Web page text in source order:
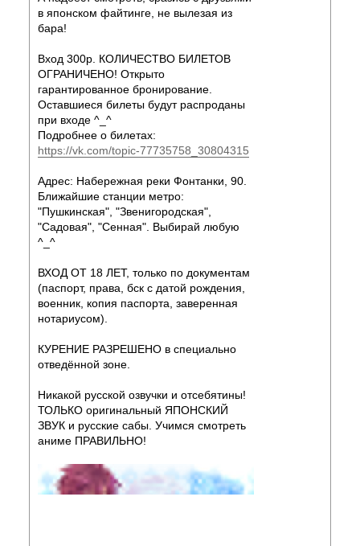
в японском файтинге, не вылезая из
бара!
Вход 300р. КОЛИЧЕСТВО БИЛЕТОВ
ОГРАНИЧЕНО! Открыто
гарантированное бронирование.
Оставшиеся билеты будут распроданы
при входе ^_^
Подробнее о билетах:
https://vk.com/topic-77735758_30804315
Адрес: Набережная реки Фонтанки, 90.
Ближайшие станции метро:
"Пушкинская", "Звенигородская",
"Садовая", "Сенная". Выбирай любую
^_^
ВХОД ОТ 18 ЛЕТ, только по документам
(паспорт, права, бск с датой рождения,
военник, копия паспорта, заверенная
нотариусом).
КУРЕНИЕ РАЗРЕШЕНО в специально
отведённой зоне.
Никакой русской озвучки и отсебятины!
ТОЛЬКО оригинальный ЯПОНСКИЙ
ЗВУК и русские сабы. Учимся смотреть
аниме ПРАВИЛЬНО!